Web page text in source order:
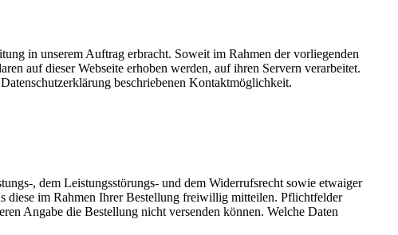
in unserem Auftrag erbracht. Soweit im Rahmen der vorliegenden
auf dieser Webseite erhoben werden, auf ihren Servern verarbeitet.
beschriebenen Kontaktmöglichkeit.
, dem Leistungsstörungs- und dem Widerrufsrecht sowie etwaiger
diese im Rahmen Ihrer Bestellung freiwillig mitteilen. Pflichtfelder
Angabe die Bestellung nicht versenden können. Welche Daten